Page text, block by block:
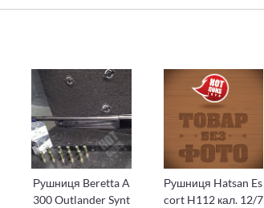
Рушниця Beretta A
300 Outlander Synt
Рушниця Hatsan Es
cort H112 кал. 12/7